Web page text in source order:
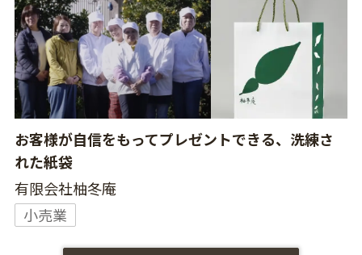
お客様が自信をもってプレゼントできる、洗練さ
れた紙袋
有限会社柚冬庵
小売業